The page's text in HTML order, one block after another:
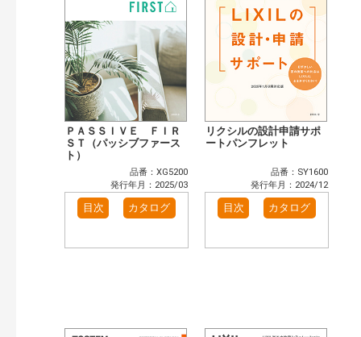
ＰＡＳＳＩＶＥ ＦＩＲ
ＳＴ（パッシブファース
ト）
品番：XG5200
発行年月：2025/03
目次 カタログ
リクシルの設計申請サポ
ートパンフレット
品番：SY1600
発行年月：2024/12
目次 カタログ